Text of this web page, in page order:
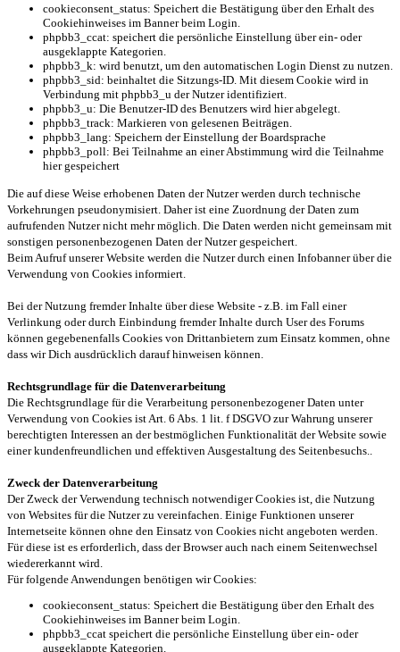
cookieconsent_status: Speichert die Bestätigung über den Erhalt des
Cookiehinweises im Banner beim Login.
phpbb3_ccat: speichert die persönliche Einstellung über ein- oder
ausgeklappte Kategorien.
phpbb3_k: wird benutzt, um den automatischen Login Dienst zu nutzen.
phpbb3_sid: beinhaltet die Sitzungs-ID. Mit diesem Cookie wird in
Verbindung mit phpbb3_u der Nutzer identifiziert.
phpbb3_u: Die Benutzer-ID des Benutzers wird hier abgelegt.
phpbb3_track: Markieren von gelesenen Beiträgen.
phpbb3_lang: Speichern der Einstellung der Boardsprache
phpbb3_poll: Bei Teilnahme an einer Abstimmung wird die Teilnahme
hier gespeichert
Die auf diese Weise erhobenen Daten der Nutzer werden durch technische
Vorkehrungen pseudonymisiert. Daher ist eine Zuordnung der Daten zum
aufrufenden Nutzer nicht mehr möglich. Die Daten werden nicht gemeinsam mit
sonstigen personenbezogenen Daten der Nutzer gespeichert.
Beim Aufruf unserer Website werden die Nutzer durch einen Infobanner über die
Verwendung von Cookies informiert.
Bei der Nutzung fremder Inhalte über diese Website - z.B. im Fall einer
Verlinkung oder durch Einbindung fremder Inhalte durch User des Forums
können gegebenenfalls Cookies von Drittanbietern zum Einsatz kommen, ohne
dass wir Dich ausdrücklich darauf hinweisen können.
Rechtsgrundlage für die Datenverarbeitung
Die Rechtsgrundlage für die Verarbeitung personenbezogener Daten unter
Verwendung von Cookies ist Art. 6 Abs. 1 lit. f DSGVO zur Wahrung unserer
berechtigten Interessen an der bestmöglichen Funktionalität der Website sowie
einer kundenfreundlichen und effektiven Ausgestaltung des Seitenbesuchs..
Zweck der Datenverarbeitung
Der Zweck der Verwendung technisch notwendiger Cookies ist, die Nutzung
von Websites für die Nutzer zu vereinfachen. Einige Funktionen unserer
Internetseite können ohne den Einsatz von Cookies nicht angeboten werden.
Für diese ist es erforderlich, dass der Browser auch nach einem Seitenwechsel
wiedererkannt wird.
Für folgende Anwendungen benötigen wir Cookies:
cookieconsent_status: Speichert die Bestätigung über den Erhalt des
Cookiehinweises im Banner beim Login.
phpbb3_ccat speichert die persönliche Einstellung über ein- oder
ausgeklappte Kategorien.